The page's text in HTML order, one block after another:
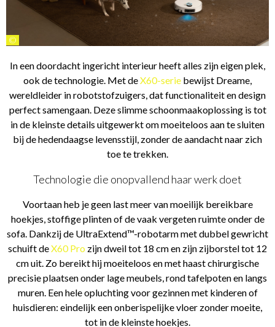
©
In een doordacht ingericht interieur heeft alles zijn eigen plek,
ook de technologie. Met deX60-serie bewijst Dreame,
wereldleider in robotstofzuigers, dat functionaliteit en design
perfect samengaan. Deze slimme schoonmaakoplossing is tot
in de kleinste details uitgewerkt om moeiteloos aan te sluiten
bij de hedendaagse levensstijl, zonder de aandacht naar zich
toe te trekken.
Technologie die onopvallend haar werk doet
Voortaan heb je geen last meer van moeilijk bereikbare
hoekjes, stoffige plinten of de vaak vergeten ruimte onder de
sofa. Dankzij de UltraExtend™-robotarm met dubbel gewricht
schuift deX60 Pro zijn dweil tot 18 cm en zijn zijborstel tot 12
cm uit. Zo bereikt hij moeiteloos en met haast chirurgische
precisie plaatsen onder lage meubels, rond tafelpoten en langs
muren. Een hele opluchting voor gezinnen met kinderen of
huisdieren: eindelijk een onberispelijke vloer zonder moeite,
tot in de kleinste hoekjes.